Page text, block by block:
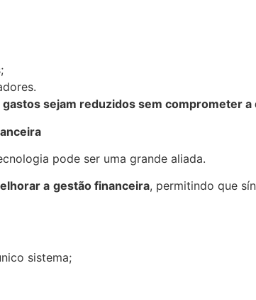
sejam reduzidos sem comprometer
pode ser uma grande aliada.
a gestão financeira, permitindo que
sistema;